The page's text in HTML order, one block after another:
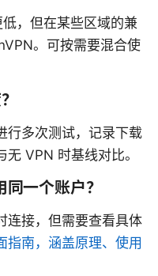
，但在某些区域的兼
。可按需要混合使
行多次测试，记录下载
VPN 时基线对比。
一个账户？
连接，但需要查看具体
指南，涵盖原理、使用